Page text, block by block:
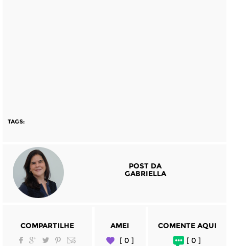
TAGS:
POST DA
GABRIELLA
COMPARTILHE
AMEI
[ 0 ]
COMENTE AQUI
[ 0 ]